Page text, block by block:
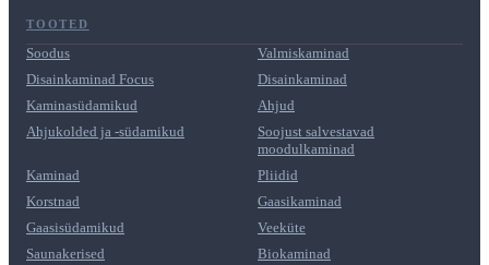
TOOTED
Soodus
Valmiskaminad
Disainkaminad Focus
Disainkaminad
Kaminasüdamikud
Ahjud
Ahjukolded ja -südamikud
Soojust salvestavad
moodulkaminad
Kaminad
Pliidid
Korstnad
Gaasikaminad
Gaasisüdamikud
Veeküte
Saunakerised
Biokaminad